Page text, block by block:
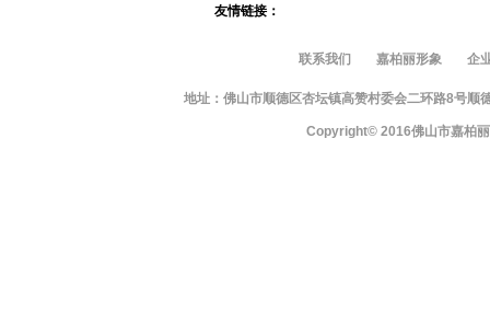
友情链接：
联系我们 嘉柏丽形象 企
地址：佛山市顺德区杏坛镇高赞村委会二环路8号
Copyright© 2016佛山市嘉柏